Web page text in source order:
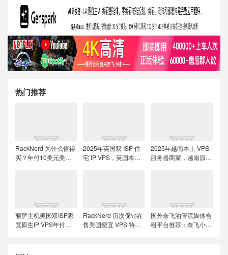
热门推荐
RackNerd 为什么值得
买？年付10美元美国
2025年英国双 ISP 住
宅 IP VPS，英国本土
2025年越南本土 VPS
服务器商家，越南原生
丽萨主机美国双ISP家
宽原生IP VPS年付特
RackNerd 历次促销在
售美国便宜 VPS 特价
国外奈飞油管流媒体合
租平台推荐：奈飞小